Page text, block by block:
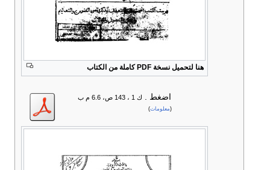
هنا لتحميل نسخة PDF كاملة من الكتاب
اضغط ك 1 ، 143 ص، 6.6 م ب
(معلومات)